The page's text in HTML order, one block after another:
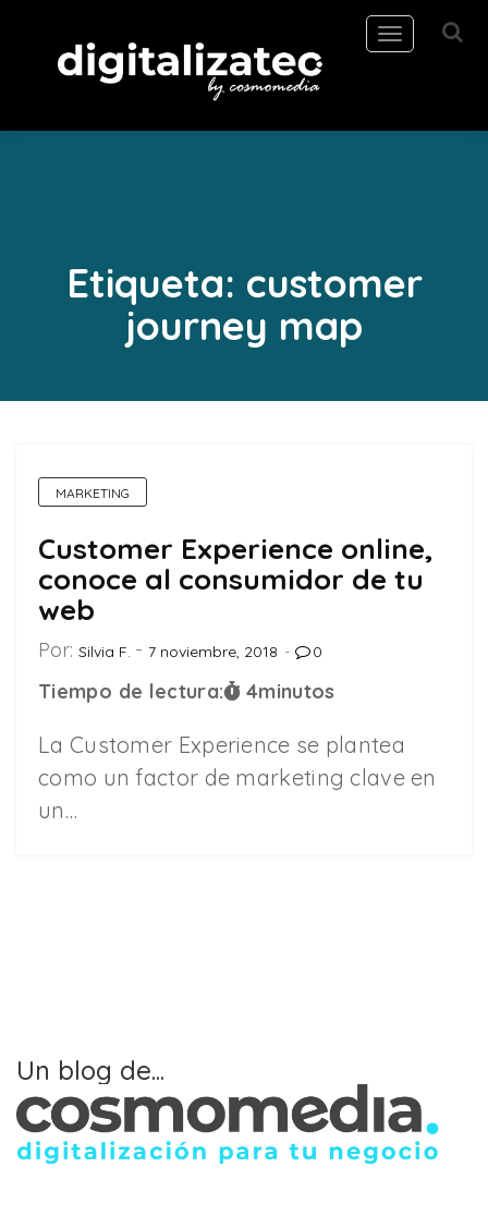
Toggle
navigation
Etiqueta: customer
journey map
MARKETING
Customer Experience online,
conoce al consumidor de tu
web
Por: Silvia F. 7 noviembre, 2018 0
Tiempo de lectura: 4minutos
La Customer Experience se plantea
como un factor de marketing clave en
un…
Un blog de...